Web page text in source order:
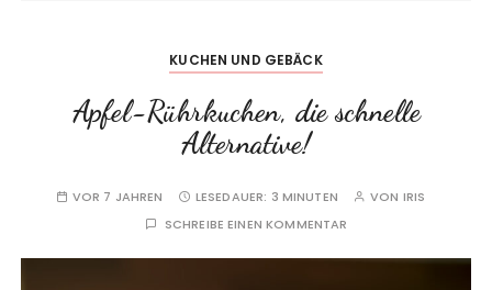
KUCHEN UND GEBÄCK
Apfel-Rührkuchen, die schnelle
Alternative!
VOR 7 JAHREN LESEDAUER: 3 MINUTEN VON IRIS
SCHREIBE EINEN KOMMENTAR